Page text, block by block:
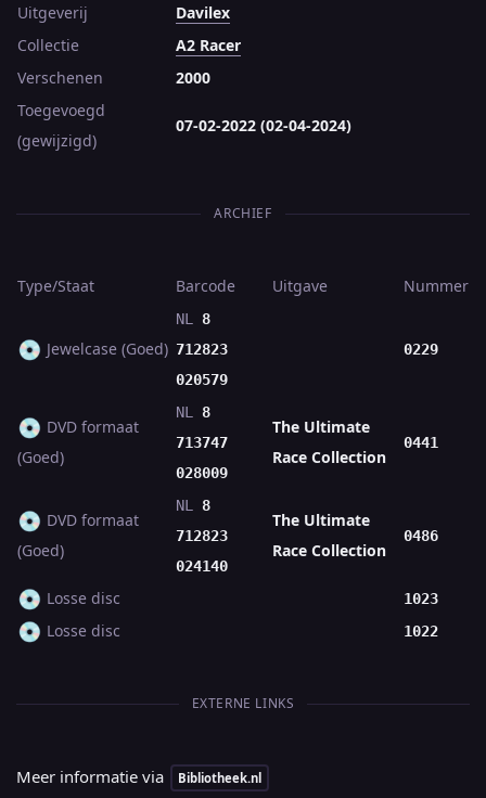
Uitgeverij
Davilex
Collectie
A2 Racer
Verschenen
2000
Toegevoegd
(gewijzigd)
07-02-2022 (02-04-2024)
ARCHIEF
Type/Staat Barcode Uitgave Nummer
💿 Jewelcase (Goed)
NL
8
712823
020579
0229
💿 DVD formaat
(Goed)
NL
8
713747
028009
The Ultimate
Race Collection
0441
💿 DVD formaat
(Goed)
NL
8
712823
024140
The Ultimate
Race Collection
0486
💿 Losse disc 1023
💿 Losse disc 1022
EXTERNE LINKS
Meer informatie via Bibliotheek.nl